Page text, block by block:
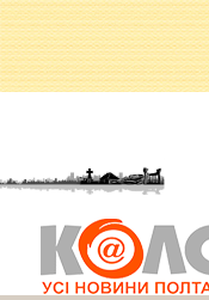
Головна » АТО
військовий з